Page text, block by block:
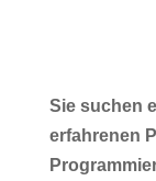
Sie suchen
erfahrenen